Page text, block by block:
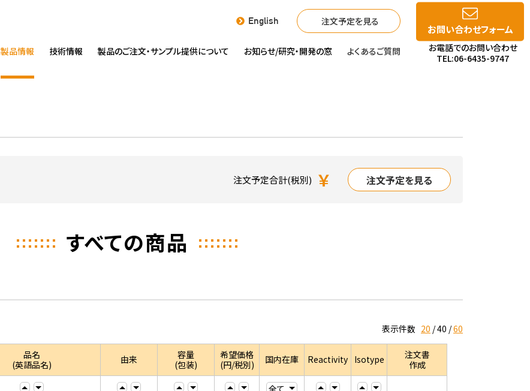
English 注文予定を見る
製品情報 技術情報 製品のご注文・サンプル提供について お知らせ/研究・開発の窓 よくあるご質問
お問い合わせフォーム
お電話でのお問い合わせ
TEL:06-6435-9747
注文予定合計(税別) ￥ 注文予定を見る
すべての商品
表示件数 20 40 60
品名
(英語品名)
由来
容量
(包装)
希望価格
(円/税別)
国内在庫 Reactivity Isotype
注文書
作成